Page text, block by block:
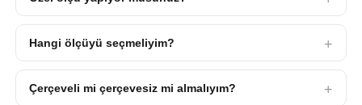
Hangi ölçüyü seçmeliyim?
Çerçeveli mi çerçevesiz mi almalıyım?